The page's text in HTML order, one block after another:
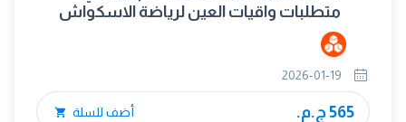
متطلبات واقيات العين لرياضة الاسكواش
وواقيات العين لرياضة الراكيت والاسكواش
57
565 ج.م. أضف للسلة